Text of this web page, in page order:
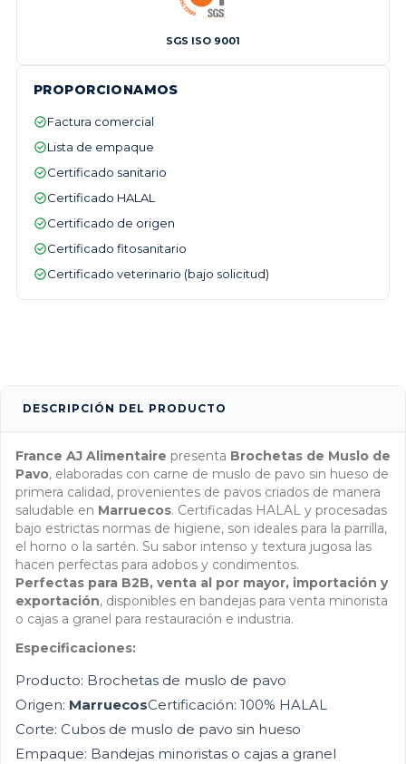
SGS ISO 9001
PROPORCIONAMOS
Factura comercial
Lista de empaque
Certificado sanitario
Certificado HALAL
Certificado de origen
Certificado fitosanitario
Certificado veterinario (bajo solicitud)
DESCRIPCIÓN DEL PRODUCTO
France AJ Alimentaire presenta Brochetas de Muslo de
Pavo, elaboradas con carne de muslo de pavo sin hueso de
primera calidad, provenientes de pavos criados de manera
saludable en Marruecos. Certificadas HALAL y procesadas
bajo estrictas normas de higiene, son ideales para la parrilla,
el horno o la sartén. Su sabor intenso y textura jugosa las
hacen perfectas para adobos y condimentos.
Perfectas para B2B, venta al por mayor, importación y
exportación, disponibles en bandejas para venta minorista
o cajas a granel para restauración e industria.
Especificaciones:
Producto: Brochetas de muslo de pavo
Origen: MarruecosCertificación: 100% HALAL
Corte: Cubos de muslo de pavo sin hueso
Empaque: Bandejas minoristas o cajas a granel